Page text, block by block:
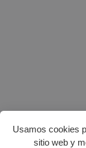
Usamos cookies
sitio web y
AGENDA POR